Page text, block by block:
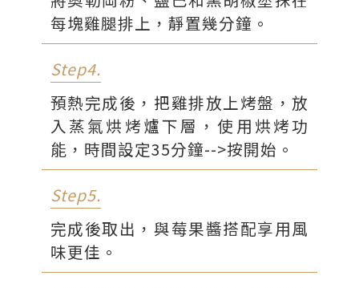
每塊雞腿排上，靜置幾分鐘。
Step4.
預熱完成後，把雞排放上烤盤，放
入蒸氣烘烤爐下層，使用烘烤功
能，時間設定35分鐘-->按開始。
Step5.
完成後取出，與莓果醬搭配享用風
味更佳。